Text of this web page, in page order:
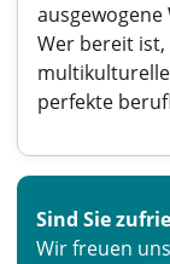
ausgewogene
Wer bereit ist,
perfekte
Sind Sie
Wir freuen